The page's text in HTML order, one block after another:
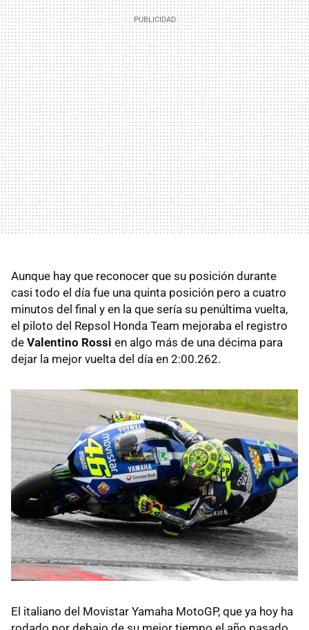
Aunque hay que reconocer que su posición durante
casi todo el día fue una quinta posición pero a cuatro
minutos del final y en la que sería su penúltima vuelta,
el piloto del Repsol Honda Team mejoraba el registro
de Valentino Rossi en algo más de una décima para
dejar la mejor vuelta del día en 2:00.262.
El italiano del Movistar Yamaha MotoGP, que ya hoy ha